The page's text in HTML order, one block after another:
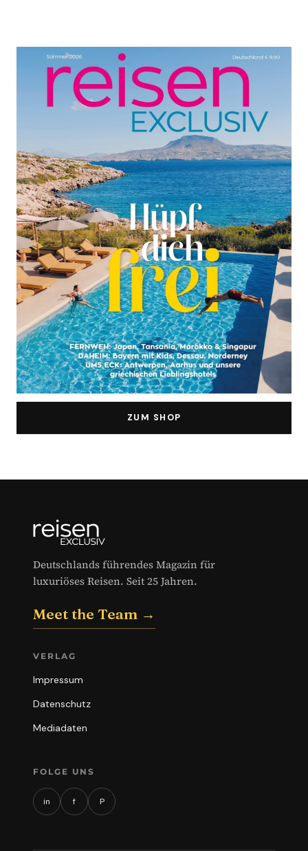
ZUM SHOP
Deutschlands führendes Magazin für
luxuriöses Reisen. Seit 25 Jahren.
Meet the Team →
VERLAG
Impressum
Datenschutz
Mediadaten
FOLGE UNS
in f P